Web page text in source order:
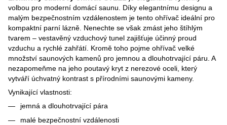
volbou pro moderní domácí saunu. Díky elegantnímu designu a
malým bezpečnostním vzdálenostem je tento ohřívač ideální pro
kompaktní parní lázně. Nenechte se však zmást jeho štíhlým
tvarem – vestavěný vzduchový tunel zajišťuje účinný proud
vzduchu a rychlé zahřátí. Kromě toho pojme ohřívač velké
množství saunových kamenů pro jemnou a dlouhotrvající páru. A
nezapomeňme na jeho poutavý kryt z nerezové oceli, který
vytváří úchvatný kontrast s přírodními saunovými kameny.
Vynikající vlastnosti:
jemná a dlouhotrvající pára
malé bezpečnostní vzdálenosti